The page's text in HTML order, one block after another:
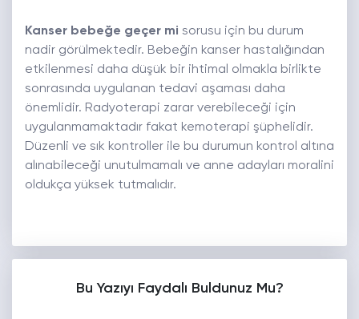
Kanser bebeğe geçer mi sorusu için bu durum
nadir görülmektedir. Bebeğin kanser hastalığından
etkilenmesi daha düşük bir ihtimal olmakla birlikte
sonrasında uygulanan tedavi aşaması daha
önemlidir. Radyoterapi zarar verebileceği için
uygulanmamaktadır fakat kemoterapi şüphelidir.
Düzenli ve sık kontroller ile bu durumun kontrol altına
alınabileceği unutulmamalı ve anne adayları moralini
oldukça yüksek tutmalıdır.
Bu Yazıyı Faydalı Buldunuz Mu?